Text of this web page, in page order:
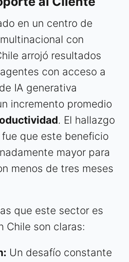
en un centro de
con
arrojó resultados
con acceso a
IA generativa
incremento promedio
. El hallazgo
que este beneficio
mayor para
menos de tres meses
que este sector es
Chile son claras:
Un desafío constante